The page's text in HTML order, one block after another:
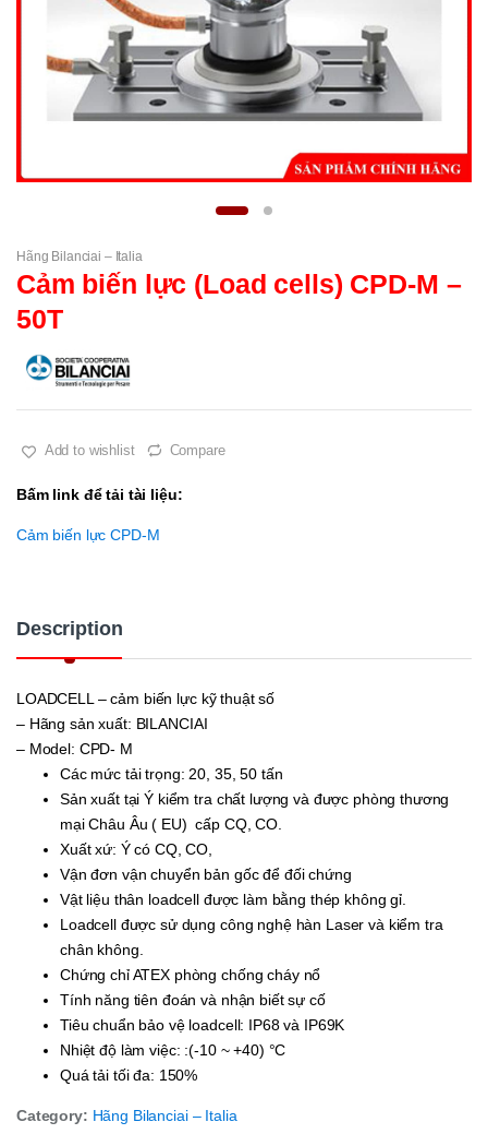
Hãng Bilanciai – Italia
Cảm biến lực (Load cells) CPD-M –
50T
Add to wishlist Compare
Bấm link để tải tài liệu:
Cảm biến lực CPD-M
Description
LOADCELL – cảm biến lực kỹ thuật số
– Hãng sản xuất: BILANCIAI
– Model: CPD- M
Các mức tải trọng: 20, 35, 50 tấn
Sản xuất tại Ý kiểm tra chất lượng và được phòng thương
mại Châu Âu ( EU) cấp CQ, CO.
Xuất xứ: Ý có CQ, CO,
Vận đơn vận chuyển bản gốc để đối chứng
Vật liệu thân loadcell được làm bằng thép không gỉ.
Loadcell được sử dụng công nghệ hàn Laser và kiểm tra
chân không.
Chứng chỉ ATEX phòng chống cháy nổ
Tính năng tiên đoán và nhận biết sự cố
Tiêu chuẩn bảo vệ loadcell: IP68 và IP69K
Nhiệt độ làm việc: :(-10 ~ +40) °C
Quá tải tối đa: 150%
Category: Hãng Bilanciai – Italia